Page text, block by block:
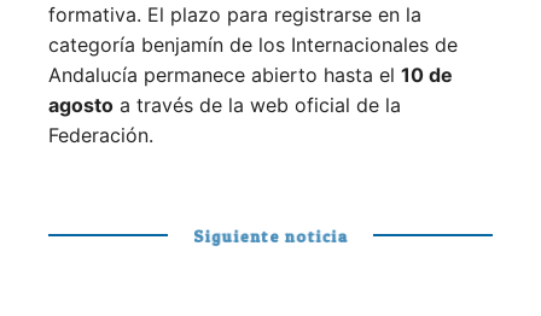
formativa. El plazo para registrarse en la
categoría benjamín de los Internacionales de
Andalucía permanece abierto hasta el 10 de
agosto a través de la web oficial de la
Federación.
Siguiente noticia